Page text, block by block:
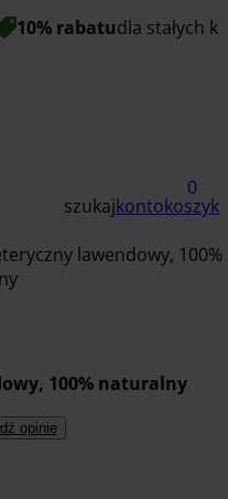
10% rabatudla stałych
szukajkonto
0
koszyk
lawendowy, 100%
100% naturalny
opinie